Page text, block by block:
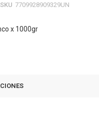
SKU 7709928909329UN
x 1000gr